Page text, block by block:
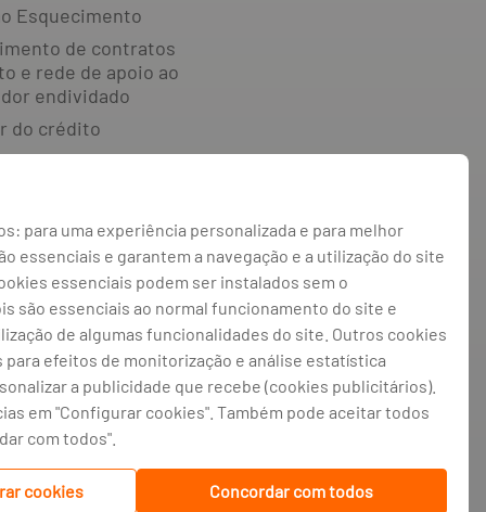
Esquecimento
de contratos
e rede de apoio ao
endividado
do crédito
e
alternativa de
irregularidades
privacidade
cookies
cookies
na CRC Porto sob o número de
na CMVM com o n° 300 e no Banco
Seguros e Fundos de Pensões em
do site efetuadas através do
para uma experiência personalizada e para melhor
essenciais e garantem a navegação e a utilização do site
essenciais podem ser instalados sem o
são essenciais ao normal funcionamento do site e
de algumas funcionalidades do site. Outros cookies
efeitos de monitorização e análise estatística
a publicidade que recebe (cookies publicitários).
em "Configurar cookies". Também pode aceitar todos
com todos".
Concordar com todos
cookies